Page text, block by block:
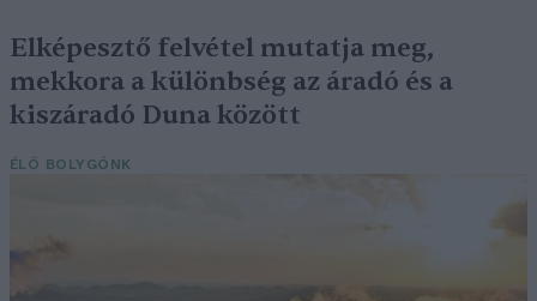
Elképesztő felvétel mutatja meg,
mekkora a különbség az áradó és a
kiszáradó Duna között
ÉLŐ BOLYGÓNK